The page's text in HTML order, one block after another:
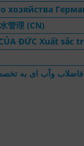
хозяйства
管理 (CN)
CỦA ĐỨC Xuất